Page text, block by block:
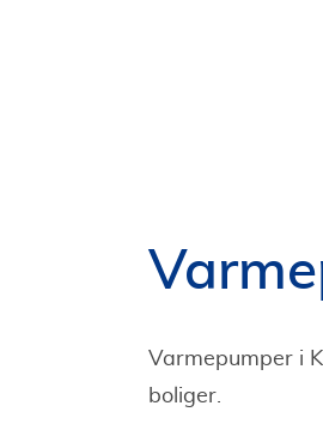
Varmepumper i
boliger.